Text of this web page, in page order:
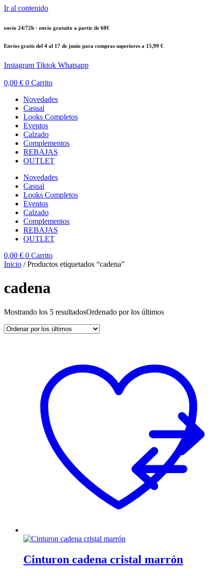
Ir al contenido
envío 24/72h · envío gratuito a partir de 60€
Envíos gratis del 4 al 17 de junio para compras superiores a 15,99 €
Instagram Tiktok Whatsapp
0,00 € 0 Carrito
Novedades
Casual
Looks Completos
Eventos
Calzado
Complementos
REBAJAS
OUTLET
Novedades
Casual
Looks Completos
Eventos
Calzado
Complementos
REBAJAS
OUTLET
0,00 € 0 Carrito
Inicio / Productos etiquetados “cadena”
cadena
Mostrando los 5 resultadosOrdenado por los últimos
Cinturon cadena cristal marrón